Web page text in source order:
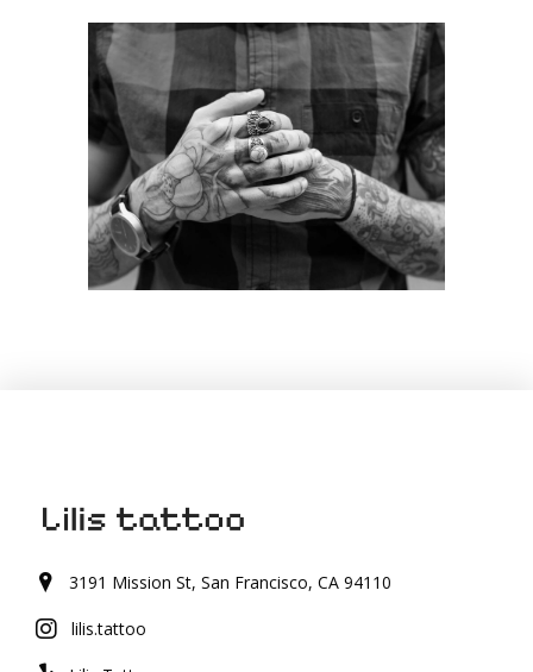
DARK LADY
Creative/Illustration
3191 Mission St, San Francisco, CA 94110
lilis.tattoo